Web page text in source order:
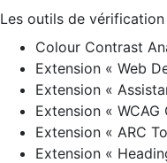
Les outils de
Colour Contrast
Extension « Web
Extension «
Extension «
Extension « ARC
Extension «